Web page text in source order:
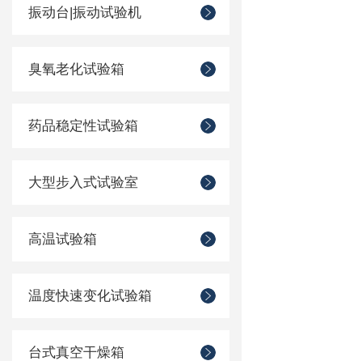
振动台|振动试验机
臭氧老化试验箱
药品稳定性试验箱
大型步入式试验室
高温试验箱
温度快速变化试验箱
台式真空干燥箱